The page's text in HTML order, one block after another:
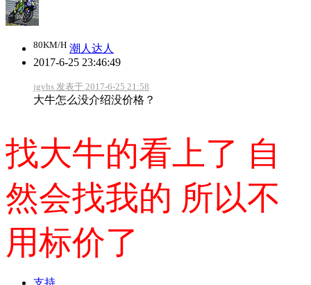
80KM/H 潮人达人
2017-6-25 23:46:49
jgvhs 发表于 2017-6-25 21:58
大牛怎么没介绍没价格？
找大牛的看上了 自
然会找我的 所以不
用标价了